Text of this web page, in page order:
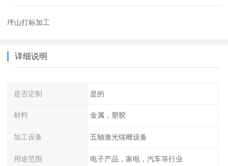
坪山打标加工
详细说明
是否定制 是的
材料 金属，塑胶
加工设备 五轴激光镭雕设备
用途范围 电子产品，家电，汽车等行业